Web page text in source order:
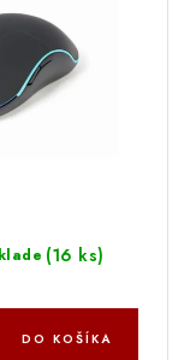
(16 ks)
DO KOŠÍKA